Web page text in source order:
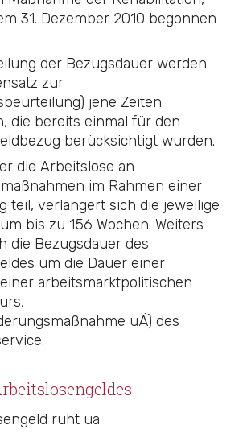
31. Dezember 2010 begonnen
der Bezugsdauer werden
zur
jene Zeiten
die bereits einmal für den
berücksichtigt wurden.
die Arbeitslose an
im Rahmen einer
teil, verlängert sich die jeweilige
bis zu 156 Wochen. Weiters
die Bezugsdauer des
um die Dauer einer
arbeitsmarktpolitischen
uÄ) des
ruht ua